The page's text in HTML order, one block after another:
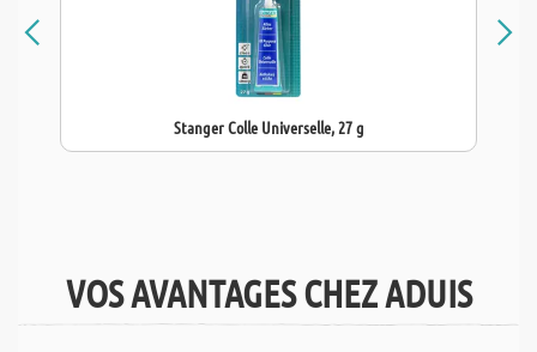
Stanger Colle Universelle, 27 g
VOS AVANTAGES CHEZ ADUIS